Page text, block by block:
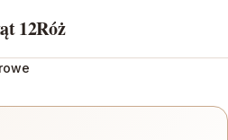
12Róż